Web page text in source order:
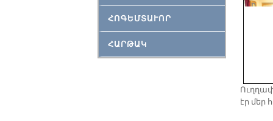
ՀՈԳԵՄՏԱՒՈՐ
ՀԱՐԹԱԿ
էր մեր